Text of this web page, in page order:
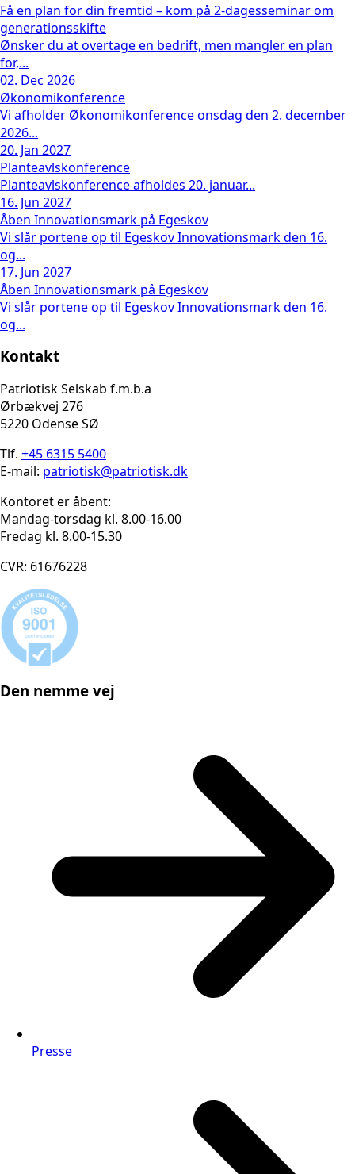
Få en plan for din fremtid – kom på 2-dagesseminar om
generationsskifte
Ønsker du at overtage en bedrift, men mangler en plan
for,...
02. Dec 2026
Økonomikonference
Vi afholder Økonomikonference onsdag den 2. december
2026...
20. Jan 2027
Planteavlskonference
Planteavlskonference afholdes 20. januar...
16. Jun 2027
Åben Innovationsmark på Egeskov
Vi slår portene op til Egeskov Innovationsmark den 16.
og...
17. Jun 2027
Åben Innovationsmark på Egeskov
Vi slår portene op til Egeskov Innovationsmark den 16.
og...
Kontakt
Patriotisk Selskab f.m.b.a
Ørbækvej 276
5220 Odense SØ
Tlf. +45 6315 5400
E-mail: patriotisk@patriotisk.dk
Kontoret er åbent:
Mandag-torsdag kl. 8.00-16.00
Fredag kl. 8.00-15.30
CVR: 61676228
Den nemme vej
Presse